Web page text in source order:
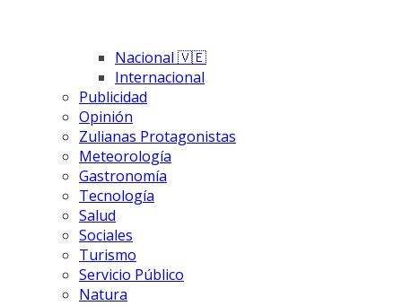
Nacional 🇻🇪
Internacional
Publicidad
Opinión
Zulianas Protagonistas
Meteorología
Gastronomía
Tecnología
Salud
Sociales
Turismo
Servicio Público
Natura